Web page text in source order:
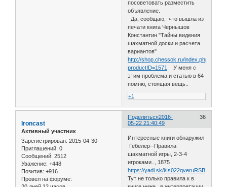
посоветовать разместить
объявление.
Да, сообщаю, что вышла из
печати книга Чернышов
Константин "Тайны видения
шахматной доски и расчета
вариантов"
http://shop.chessok.ru/index.php?
productID=1571
У меня с
этим проблема и статью в 64
помню, стоящая вещь..
+1
Поделиться 36
2016-
05-22 21:40:49
Ironcast
Активный участник
Зарегистрирован: 2015-04-30
Приглашений: 0
Сообщений: 2512
Уважение: +448
Позитив: +916
Провел на форуме:
Интересные книги обнаружил
Гебелер--Правила
шахматной игры, 2-3-4
игроками.., 1875
https://yadi.sk/i/Is022qveruRSB
Тут не только правила к в